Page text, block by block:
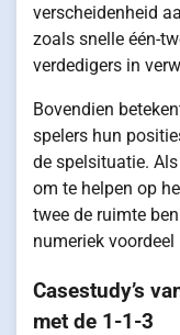
verscheidenheid
zoals snelle één-
verdedigers in
Bovendien
spelers hun
de spelsituatie.
om te helpen op
twee de ruimte
numeriek
Casestudy’s
met de 1-1-3